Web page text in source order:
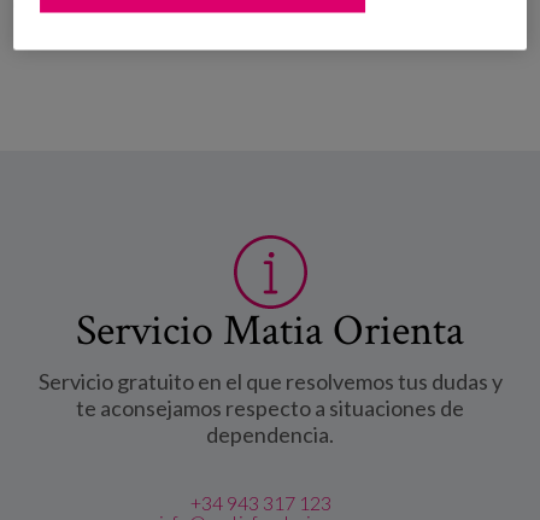
Servicio Matia Orienta
Servicio gratuito en el que resolvemos tus dudas y
te aconsejamos respecto a situaciones de
dependencia.
+34 943 317 123